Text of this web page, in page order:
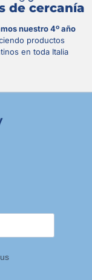
de cercanía
nuestro 4º año
productos
en toda Italia